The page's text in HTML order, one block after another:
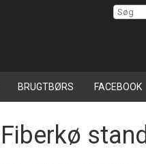
BRUGTBØRS FACEBOOK
Fiberkø